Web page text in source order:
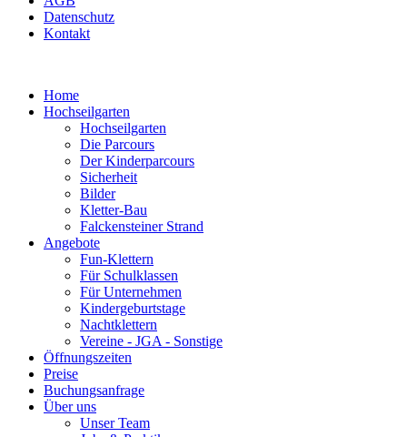
Datenschutz
Kontakt
Home
Hochseilgarten
Hochseilgarten
Die Parcours
Der Kinderparcours
Sicherheit
Bilder
Kletter-Bau
Falckensteiner Strand
Angebote
Fun-Klettern
Für Schulklassen
Für Unternehmen
Kindergeburtstage
Nachtklettern
Vereine - JGA - Sonstige
Öffnungszeiten
Preise
Buchungsanfrage
Über uns
Unser Team